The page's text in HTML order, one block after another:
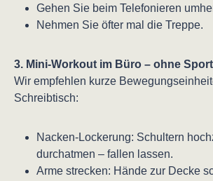
Gehen Sie beim Telefonieren
Nehmen Sie öfter mal die Treppe.
3. Mini-Workout im Büro – ohne
Wir empfehlen kurze
Schreibtisch:
Nacken-Lockerung: Schultern
durchatmen – fallen lassen.
Arme strecken: Hände zur Decke